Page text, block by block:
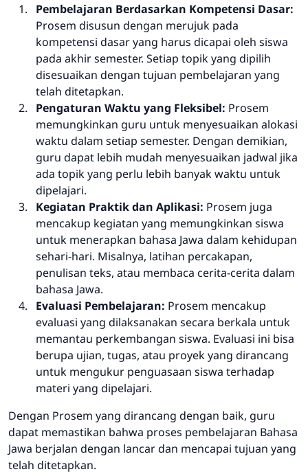
Pembelajaran Berdasarkan Kompetensi Dasar:
Prosem disusun dengan merujuk pada
kompetensi dasar yang harus dicapai oleh siswa
pada akhir semester. Setiap topik yang dipilih
disesuaikan dengan tujuan pembelajaran yang
telah ditetapkan.
Pengaturan Waktu yang Fleksibel: Prosem
memungkinkan guru untuk menyesuaikan alokasi
waktu dalam setiap semester. Dengan demikian,
guru dapat lebih mudah menyesuaikan jadwal jika
ada topik yang perlu lebih banyak waktu untuk
dipelajari.
Kegiatan Praktik dan Aplikasi: Prosem juga
mencakup kegiatan yang memungkinkan siswa
untuk menerapkan bahasa Jawa dalam kehidupan
sehari-hari. Misalnya, latihan percakapan,
penulisan teks, atau membaca cerita-cerita dalam
bahasa Jawa.
Evaluasi Pembelajaran: Prosem mencakup
evaluasi yang dilaksanakan secara berkala untuk
memantau perkembangan siswa. Evaluasi ini bisa
berupa ujian, tugas, atau proyek yang dirancang
untuk mengukur penguasaan siswa terhadap
materi yang dipelajari.
Dengan Prosem yang dirancang dengan baik, guru
dapat memastikan bahwa proses pembelajaran Bahasa
Jawa berjalan dengan lancar dan mencapai tujuan yang
telah ditetapkan.